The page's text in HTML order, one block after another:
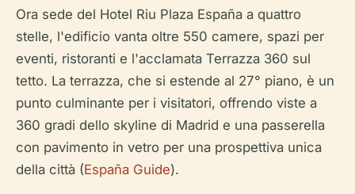
Ora sede del Hotel Riu Plaza España a quattro
stelle, l'edificio vanta oltre 550 camere, spazi per
eventi, ristoranti e l'acclamata Terrazza 360 sul
tetto. La terrazza, che si estende al 27° piano, è un
punto culminante per i visitatori, offrendo viste a
360 gradi dello skyline di Madrid e una passerella
con pavimento in vetro per una prospettiva unica
della città (España Guide).